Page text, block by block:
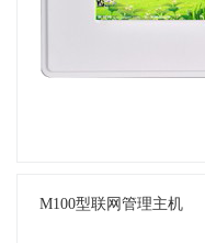
M100型联网管理主机